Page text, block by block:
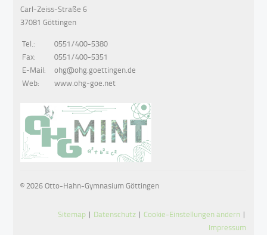
Carl-Zeiss-Straße 6
37081 Göttingen
Tel.:
0551/400-5380
Fax:
0551/400-5351
E-Mail:
ohg@ohg.goettingen.de
Web:
www.ohg-goe.net
© 2026 Otto-Hahn-Gymnasium Göttingen
Sitemap | Datenschutz |Cookie-Einstellungen ändern |
Impressum